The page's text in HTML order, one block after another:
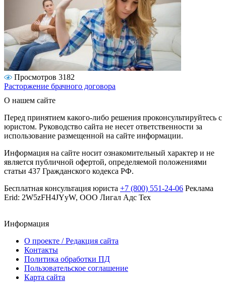
Просмотров 3182
Расторжение брачного договора
О нашем сайте
Перед принятием какого-либо решения проконсультируйтесь с
юристом. Руководство сайта не несет ответственности за
использование размещенной на сайте информации.
Информация на сайте носит ознакомительный характер и не
является публичной офертой, определяемой положениями
статьи 437 Гражданского кодекса РФ.
Бесплатная консультация юриста +7 (800) 551-24-06 Реклама
Erid: 2W5zFH4JYyW, ООО Лигал Адс Тех
Информация
О проекте / Редакция сайта
Контакты
Политика обработки ПД
Пользовательское соглашение
Карта сайта